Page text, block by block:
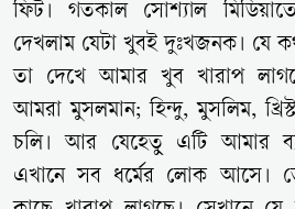
ফিট। গতকাল সোশ্যাল
দেখলাম যেটা খুবই দুঃখজনক। যে
তা দেখে আমার খুব খারাপ
আমরা মুসলমান; হিন্দু, মুসলিম,
চলি। আর যেহেতু এটি আমার
এখানে সব ধর্মের লোক আসে।